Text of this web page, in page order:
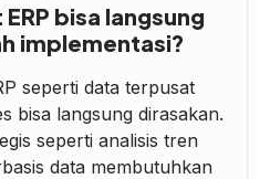
bisa langsung
implementasi?
seperti data terpusat
bisa langsung dirasakan.
seperti analisis tren
data membutuhkan